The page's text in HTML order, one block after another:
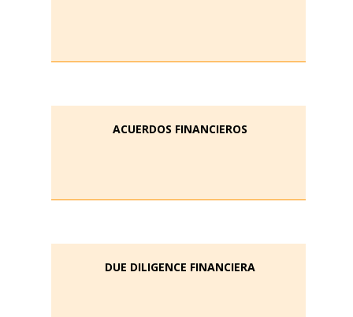
ACUERDOS FINANCIEROS
DUE DILIGENCE FINANCIERA